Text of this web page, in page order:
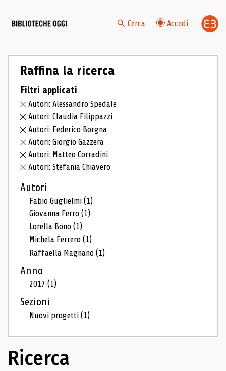
Cerca Accedi
Raffina la ricerca
Filtri applicati
Autori: Alessandro Spedale
Autori: Claudia Filippazzi
Autori: Federico Borgna
Autori: Giorgio Gazzera
Autori: Matteo Corradini
Autori: Stefania Chiavero
Autori
Fabio Guglielmi(1)
Giovanna Ferro(1)
Lorella Bono(1)
Michela Ferrero(1)
Raffaella Magnano(1)
Anno
2017(1)
Sezioni
Nuovi progetti(1)
Ricerca